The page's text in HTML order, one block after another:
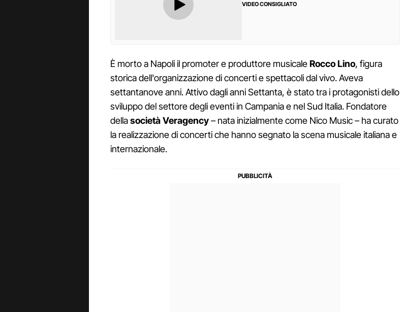
VIDEO CONSIGLIATO
È morto a Napoli il promoter e produttore musicaleRocco Lino, figura
storica dell'organizzazione di concerti e spettacoli dal vivo. Aveva
settantanove anni. Attivo dagli anni Settanta, è stato tra i protagonisti dello
sviluppo del settore degli eventi in Campania e nel Sud Italia. Fondatore
dellasocietà Veragency– nata inizialmente come Nico Music – ha curato
la realizzazione di concerti che hanno segnato la scena musicale italiana e
internazionale.